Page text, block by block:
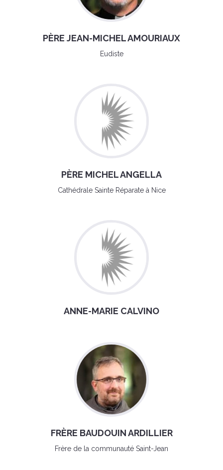
PÈRE JEAN-MICHEL AMOURIAUX
Eudiste
PÈRE MICHEL ANGELLA
Cathédrale Sainte Réparate à Nice
ANNE-MARIE CALVINO
FRÈRE BAUDOUIN ARDILLIER
Frère de la communauté Saint-Jean